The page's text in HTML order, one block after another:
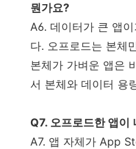
뭔가요?
A6. 데이터가 큰 앱
다. 오프로드는 본체
본체가 가벼운 앱은
서 본체와 데이터 용
Q7. 오프로드한 앱이
A7. 앱 자체가 App